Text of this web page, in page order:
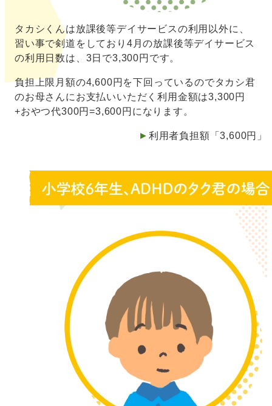
タカシくんは放課後等デイサービスの利用以外に、
習い事で剣道をしており4月の放課後等デイサービス
の利用日数は、3日で3,300円です。
負担上限月額の4,600円を下回っているのでタカシ君
のお母さんにお支払いいただく利用金額は3,300円
+おやつ代300円=3,600円になります。
► 利用者負担額「3,600円」